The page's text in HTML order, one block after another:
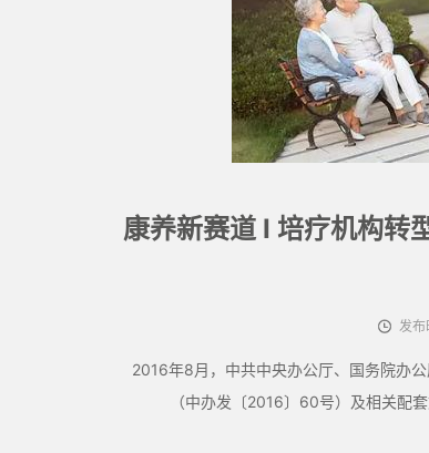
康养新赛道 I 培疗机构转
发
2016年8月，中共中央办公厅、国务院办
（中办发〔2016〕60号）及相关配